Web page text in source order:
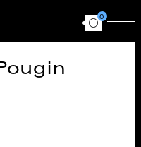
Ouvrir le
0